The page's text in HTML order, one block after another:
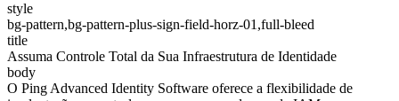
style
bg-pattern,bg-pattern-plus-sign-field-horz-01,full-bleed
title
Assuma Controle Total da Sua Infraestrutura de Identidade
body
O Ping Advanced Identity Software oferece a flexibilidade de